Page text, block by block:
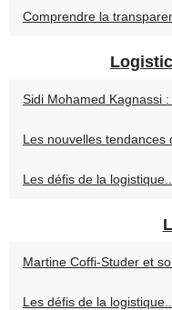
Comprendre la
Sidi Mohamed Kagnassi :
Les nouvelles tendances
Les défis de la logistique...
Martine Coffi-Studer et
Les défis de la logistique...